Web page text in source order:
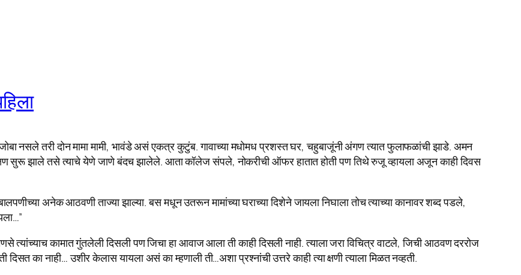
तरी दोन मामा मामी, भावंडे असं एकत्र कुटुंब. गावाच्या मधोमध प्रशस्त घर, चहुबाजूंनी अंगण त्यात फुलाफळांची झाडे. अमन‌
सुरू झाले तसे त्याचे येणे जाणे बंदच झालेले. आता कॉलेज संपले, नोकरीची ऑफर हातात होती पण तिथे रुजू व्हायला अजून काही दिवस
अनेक आठवणी ताज्या झाल्या. बस मधून उतरून मामांच्या घराच्या दिशेने जायला निघाला तोच त्याच्या कानावर शब्द पडले,
त्यांच्याच कामात गुंतलेली दिसली पण जिचा हा आवाज आला ती काही दिसली नाही. त्याला जरा विचित्र वाटले, जिची आठवण दररोज
का नाही… उशीर केलास यायला असं का म्हणाली ती…अशा प्रश्नांची उत्तरे काही त्या क्षणी त्याला मिळत नव्हती.